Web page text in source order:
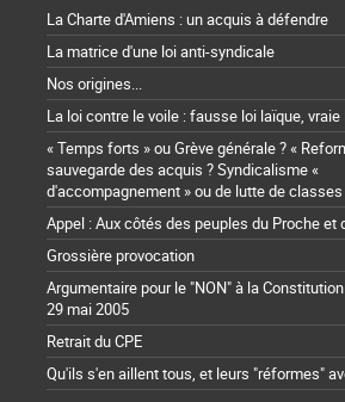
La Charte d'Amiens : un acquis à défendre
La matrice d'une loi anti-syndicale
Nos origines...
La loi contre le voile : fausse loi laïque,
« Temps forts » ou Grève générale ? «
sauvegarde des acquis ? Syndicalisme «
d'accompagnement » ou de lutte de classes
Appel : Aux côtés des peuples du Proche et
Grossière provocation
Argumentaire pour le "NON" à la
29 mai 2005
Retrait du CPE
Qu'ils s'en aillent tous, et leurs "réformes"